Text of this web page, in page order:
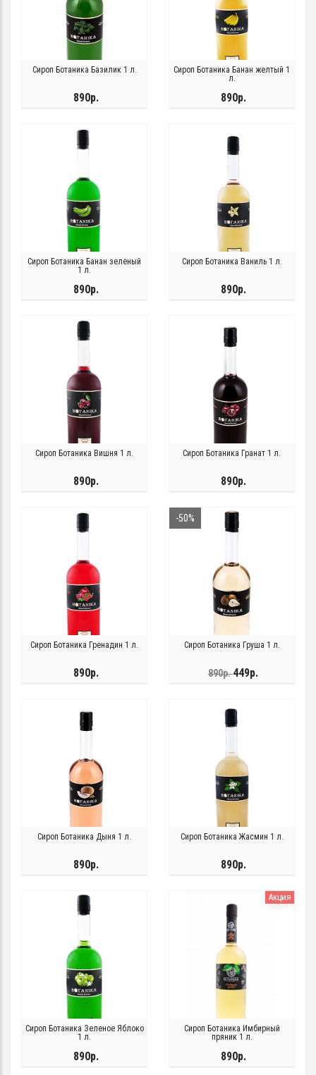
Сироп Ботаника Базилик 1 л.
890р.
Сироп Ботаника Банан желтый 1
л.
890р.
Сироп Ботаника Банан зеленый
1 л.
890р.
Сироп Ботаника Ваниль 1 л.
890р.
Сироп Ботаника Вишня 1 л.
890р.
Сироп Ботаника Гранат 1 л.
890р.
Сироп Ботаника Гренадин 1 л.
890р.
-50%
Сироп Ботаника Груша 1 л.
890р.449р.
Сироп Ботаника Дыня 1 л.
890р.
Сироп Ботаника Жасмин 1 л.
890р.
Сироп Ботаника Зеленое Яблоко
1 л.
890р.
Акция
Сироп Ботаника Имбирный
пряник 1 л.
890р.